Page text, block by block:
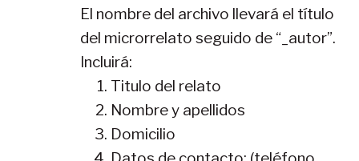
El nombre del archivo llevará el título
del microrrelato seguido de “_autor”.
Incluirá:
Titulo del relato
Nombre y apellidos
Domicilio